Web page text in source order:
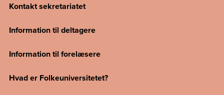
Kontakt sekretariatet
Information til deltagere
Information til forelæsere
Hvad er Folkeuniversitetet?